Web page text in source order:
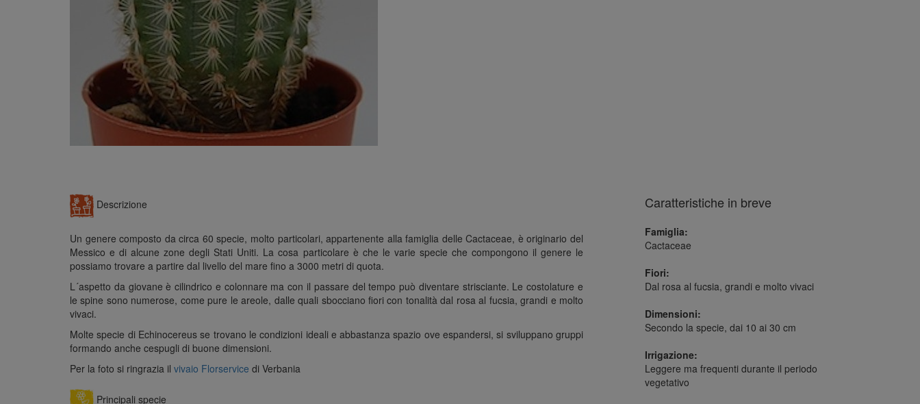
Descrizione
Un genere composto da circa 60 specie, molto particolari, appartenente alla famiglia delle Cactaceae, è originario del
Messico e di alcune zone degli Stati Uniti. La cosa particolare è che le varie specie che compongono il genere le
possiamo trovare a partire dal livello del mare fino a 3000 metri di quota.
L´aspetto da giovane è cilindrico e colonnare ma con il passare del tempo può diventare strisciante. Le costolature e
le spine sono numerose, come pure le areole, dalle quali sbocciano fiori con tonalità dal rosa al fucsia, grandi e molto
vivaci.
Molte specie di Echinocereus se trovano le condizioni ideali e abbastanza spazio ove espandersi, si sviluppano gruppi
formando anche cespugli di buone dimensioni.
Per la foto si ringrazia il vivaio Florservice di Verbania
Principali specie
Caratteristiche in breve
Famiglia:
Cactaceae
Fiori:
Dal rosa al fucsia, grandi e molto vivaci
Dimensioni:
Secondo la specie, dai 10 ai 30 cm
Irrigazione:
Leggere ma frequenti durante il periodo
vegetativo